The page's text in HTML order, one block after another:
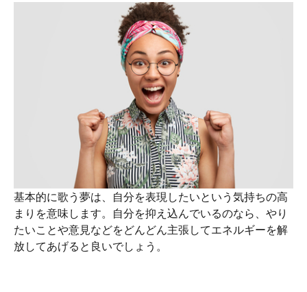
基本的に歌う夢は、自分を表現したいという気持ちの高
まりを意味します。自分を抑え込んでいるのなら、やり
たいことや意見などをどんどん主張してエネルギーを解
放してあげると良いでしょう。